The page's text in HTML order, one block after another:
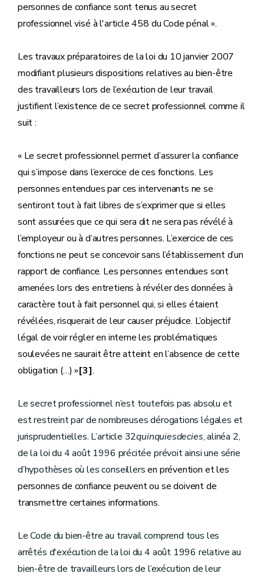
personnes de confiance sont tenus au secret
professionnel visé à l'article 458 du Code pénal ».
Les travaux préparatoires de la loi du 10 janvier 2007
modifiant plusieurs dispositions relatives au bien-être
des travailleurs lors de l’exécution de leur travail
justifient l’existence de ce secret professionnel comme il
suit :
« Le secret professionnel permet d’assurer la confiance
qui s’impose dans l’exercice de ces fonctions. Les
personnes entendues par ces intervenants ne se
sentiront tout à fait libres de s’exprimer que si elles
sont assurées que ce qui sera dit ne sera pas révélé à
l’employeur ou à d’autres personnes. L’exercice de ces
fonctions ne peut se concevoir sans l’établissement d’un
rapport de confiance. Les personnes entendues sont
amenées lors des entretiens à révéler des données à
caractère tout à fait personnel qui, si elles étaient
révélées, risquerait de leur causer préjudice. L’objectif
légal de voir régler en interne les problématiques
soulevées ne saurait être atteint en l’absence de cette
obligation (…) »[3].
Le secret professionnel n’est toutefois pas absolu et
est restreint par de nombreuses dérogations légales et
jurisprudentielles. L’article 32quinquiesdecies, alinéa 2,
de la loi du 4 août 1996 précitée prévoit ainsi une série
d’hypothèses où les conseillersen prévention et les
personnes de confiance peuvent ou se doivent de
transmettre certaines informations.
Le Code du bien-être au travail comprend tous les
arrêtés d'exécution de la loi du 4 août 1996 relative au
bien-être de travailleurs lors de l’exécution de leur